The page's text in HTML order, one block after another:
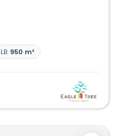
LB: 950 m²